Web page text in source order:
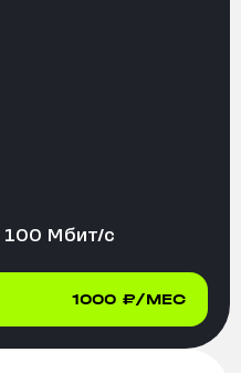
100 Мбит/с
1000 ₽/МЕС